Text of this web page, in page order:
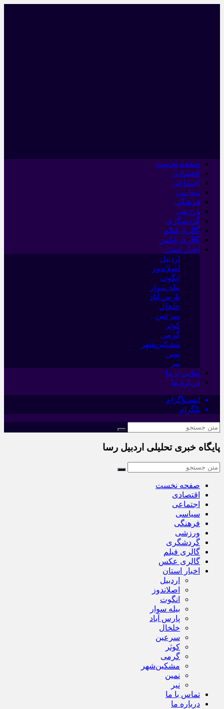
صفحه نخست
اقتصادی
اجتماعی
سیاسی
فرهنگی
ورزشی
گردشگری
گالری فیلم
گالری عکس
اخبار استان
اردبیل
اصلاندوز
انگوت
بیله سوار
پارس آباد
خلخال
سرعین
کوثر
گرمی
مشکین‌شهر
نمین
نیر
تماس با ما
درباره ما
اینستاگرام
تلگرام
پایگاه خبری تحلیلی اردبیل رسا
صفحه نخست
اقتصادی
اجتماعی
سیاسی
فرهنگی
ورزشی
گردشگری
گالری فیلم
گالری عکس
اخبار استان
اردبیل
اصلاندوز
انگوت
بیله سوار
پارس آباد
خلخال
سرعین
کوثر
گرمی
مشکین‌شهر
نمین
نیر
تماس با ما
درباره ما